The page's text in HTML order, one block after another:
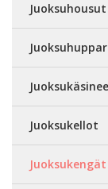
Juoksuhousut
Juoksukellot
Juoksukengät